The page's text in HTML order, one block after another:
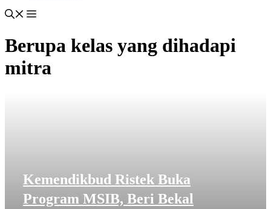
Berupa kelas yang dihadapi
mitra
Kemendikbud Ristek Buka
Program MSIB, Beri Bekal